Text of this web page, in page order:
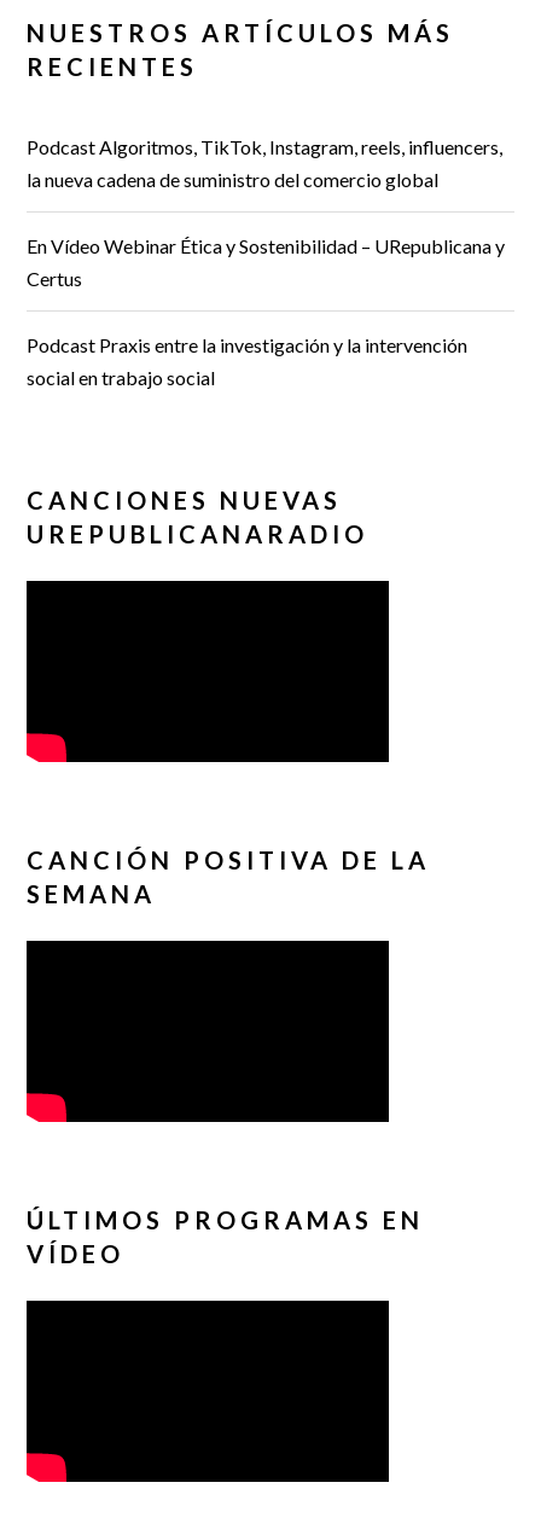
NUESTROS ARTÍCULOS MÁS
RECIENTES
Podcast Algoritmos, TikTok, Instagram, reels, influencers,
la nueva cadena de suministro del comercio global
En Vídeo Webinar Ética y Sostenibilidad – URepublicana y
Certus
Podcast Praxis entre la investigación y la intervención
social en trabajo social
CANCIONES NUEVAS
UREPUBLICANARADIO
CANCIÓN POSITIVA DE LA
SEMANA
ÚLTIMOS PROGRAMAS EN
VÍDEO